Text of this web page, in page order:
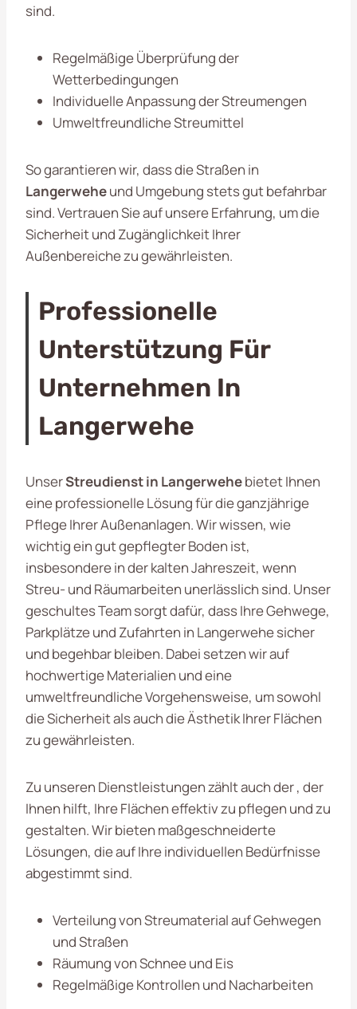
sind.
Regelmäßige Überprüfung der
Wetterbedingungen
Individuelle Anpassung der Streumengen
Umweltfreundliche Streumittel
So garantieren wir, dass die Straßen in
Langerweheund Umgebung stets gut befahrbar
sind. Vertrauen Sie auf unsere Erfahrung, um die
Sicherheit und Zugänglichkeit Ihrer
Außenbereiche zu gewährleisten.
Professionelle
Unterstützung Für
Unternehmen In
Langerwehe
UnserStreudienst in Langerwehebietet Ihnen
eine professionelle Lösung für die ganzjährige
Pflege Ihrer Außenanlagen. Wir wissen, wie
wichtig ein gut gepflegter Boden ist,
insbesondere in der kalten Jahreszeit, wenn
Streu- und Räumarbeiten unerlässlich sind. Unser
geschultes Team sorgt dafür, dass Ihre Gehwege,
Parkplätze und Zufahrten in Langerwehe sicher
und begehbar bleiben. Dabei setzen wir auf
hochwertige Materialien und eine
umweltfreundliche Vorgehensweise, um sowohl
die Sicherheit als auch die Ästhetik Ihrer Flächen
zu gewährleisten.
Zu unseren Dienstleistungen zählt auch der , der
Ihnen hilft, Ihre Flächen effektiv zu pflegen und zu
gestalten. Wir bieten maßgeschneiderte
Lösungen, die auf Ihre individuellen Bedürfnisse
abgestimmt sind.
Verteilung von Streumaterial auf Gehwegen
und Straßen
Räumung von Schnee und Eis
Regelmäßige Kontrollen und Nacharbeiten